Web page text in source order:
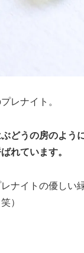
レナイト。
どうの房のよう
れています。
ナイトの優しい
）